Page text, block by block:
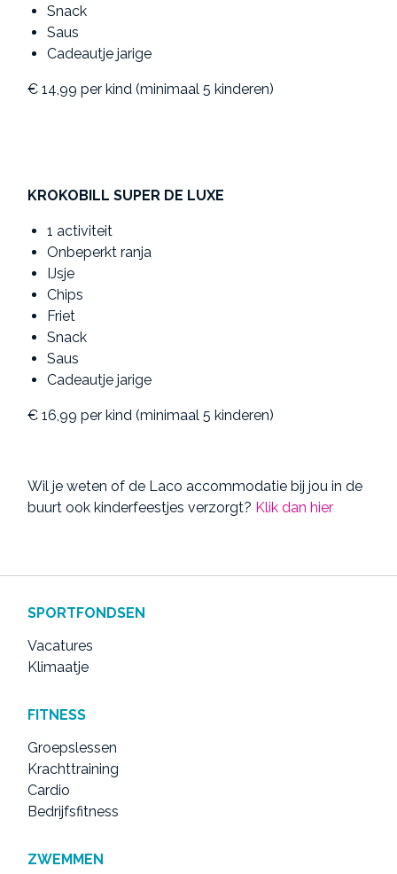
Snack
Saus
Cadeautje jarige
€ 14,99 per kind (minimaal 5 kinderen)
KROKOBILL SUPER DE LUXE
1 activiteit
Onbeperkt ranja
IJsje
Chips
Friet
Snack
Saus
Cadeautje jarige
€ 16,99 per kind (minimaal 5 kinderen)
Wil je weten of de Laco accommodatie bij jou in de
buurt ook kinderfeestjes verzorgt? Klik dan hier
SPORTFONDSEN
Vacatures
Klimaatje
FITNESS
Groepslessen
Krachttraining
Cardio
Bedrijfsfitness
ZWEMMEN